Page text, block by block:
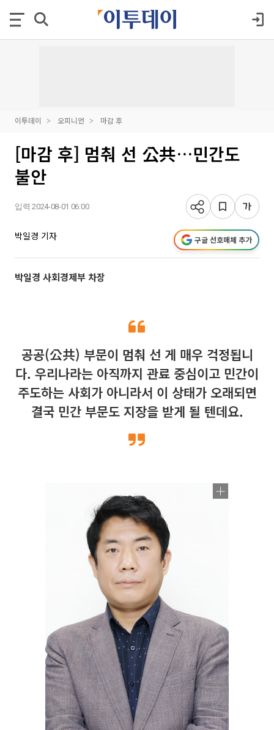
이투데이 오피니언 마감 후
[마감 후] 멈춰 선 公共…민간도
불안
입력 2024-08-01 06:00
박일경 기자 구글 선호매체 추가
박일경 사회경제부 차장
공공(公共) 부문이 멈춰 선 게 매우 걱정됩니
다. 우리나라는 아직까지 관료 중심이고 민간이
주도하는 사회가 아니라서 이 상태가 오래되면
결국 민간 부문도 지장을 받게 될 텐데요.